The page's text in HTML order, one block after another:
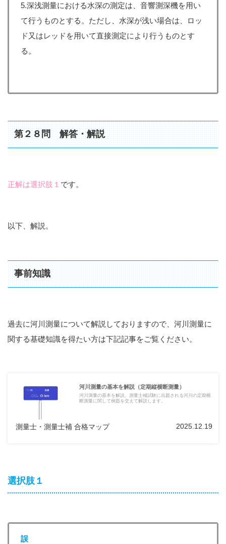
5.深浅測量における水深の測定は、音響測深機を用い
て行うものとする。ただし、水深が浅い場合は、ロッ
ド又はレッドを用いて直接測定により行うものとす
る。
第２８問 解答・解説
正解は選択肢１ です。
以下、解説。
事前知識
過去に河川測量について解説しておりますので、河川測量に
関する基礎知識を得たい方は下記記事をご覧ください。
河川測量の基本を解説（定期縦横断測量）
河川測量の基本を解説。測量士補試験に出題される河川の定期横
断測量に関して例題を交えて解説します。
測量士・測量士補 合格マップ 2025.12.19
選択肢１
誤